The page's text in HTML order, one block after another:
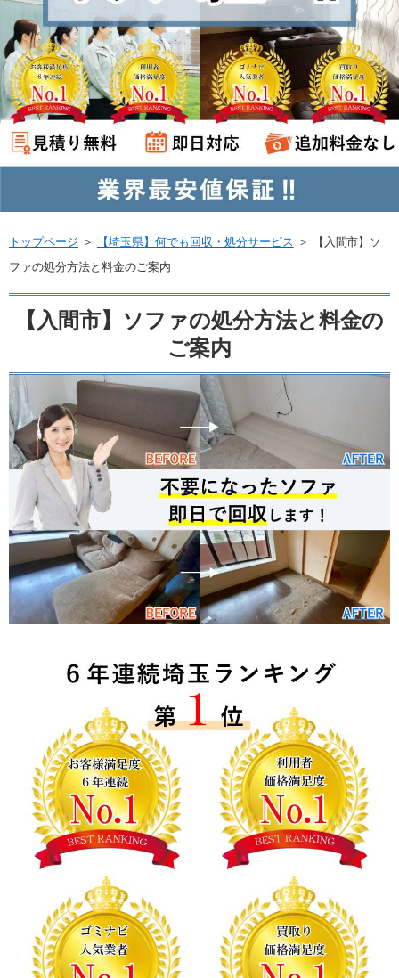
トップページ ＞ 【埼玉県】何でも回収・処分サービス ＞
【入間市】ソ
ファの処分方法と料金のご案内
【入間市】ソファの処分方法と料金の
ご案内